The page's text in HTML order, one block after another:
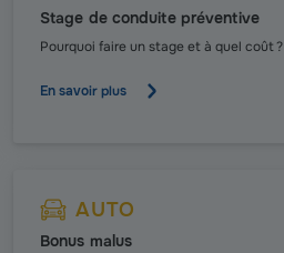
Stage de conduite préventive
Pourquoi faire un stage et à quel coût ?
En savoir plus
AUTO
Bonus malus